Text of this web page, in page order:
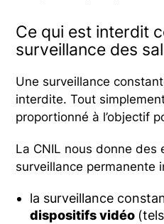
Ce qui est interdit
surveillance des
Une surveillance
interdite. Tout
proportionné à l’objectif
La CNIL nous donne des
surveillance permanente
la surveillance
dispositifs vidéo